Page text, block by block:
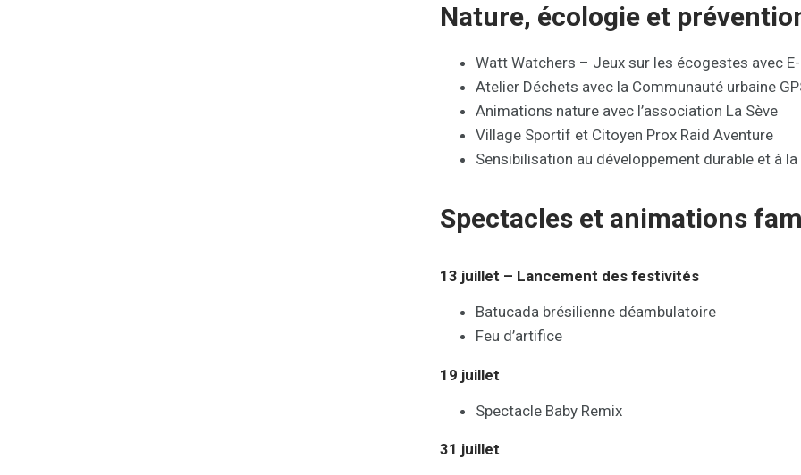
Nature, écologie et
Watt Watchers – Jeux sur les écogestes avec
Atelier Déchets avec la Communauté urbaine
Animations nature avec l’association La Sève
Village Sportif et Citoyen Prox Raid Aventure
Sensibilisation au développement durable et à
Spectacles et animations
13 juillet – Lancement des festivités
Batucada brésilienne déambulatoire
Feu d’artifice
19 juillet
Spectacle Baby Remix
31 juillet